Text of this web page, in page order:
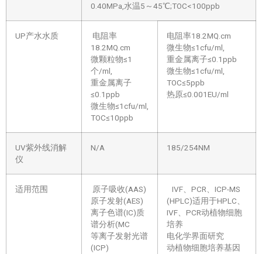
0.40MPa,水温5～45℃;TOC<100ppb
UP产水水质
电阻率
18.2MQ.cm
微颗粒物≤1
个/ml,
重金属离子
≤0.1ppb
微生物≤1cfu/ml,
TOC≤10ppb
电阻率18.2MQ.cm
微生物≤1cfu/ml,
重金属离子≤0.1ppb
微生物≤1cfu/ml,
TOC≤5ppb
热原≤0.001EU/ml
UV紫外线消解
仪
N/A 185/254NM
适用范围
原子吸收(AAS)
原子发射(AES)
离子色谱(IC)质
谱分析(MC
等离子发射光谱
(ICP)
IVF、PCR、ICP-MS
(HPLC)适用于HPLC、
IVF、PCR动植物细胞
培养
电化学界面研究
动植物细胞培养基因